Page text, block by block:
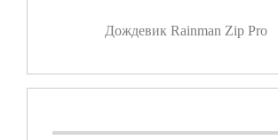
Дождевик Rainman Zip Pro